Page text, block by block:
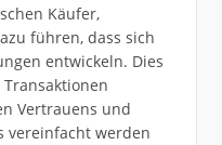
Käufer,
führen, dass sich
entwickeln. Dies
Vertrauens und
vereinfacht werden